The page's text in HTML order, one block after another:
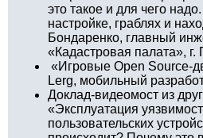
это такое и для чего
настройке, граблях и
Бондаренко, главный
«Кадастровая палата», г.
«Игровые Open Source-
Lerg, мобильный
Доклад-видеомост из
«Эксплуатация
пользовательских